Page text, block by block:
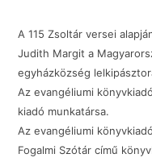
A 115 Zsoltár versei
Judith Margit a
egyházközség
Az evangéliumi
kiadó munkatársa.
Az evangéliumi
Fogalmi Szótár című